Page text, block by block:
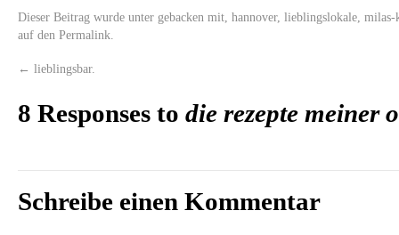
Dieser Beitrag wurde unter gebacken mit hannover, lieblingslokale milas-
auf den Permalink
← lieblingsbar.
8 Responses to die rezepte meiner
Schreibe einen Kommentar